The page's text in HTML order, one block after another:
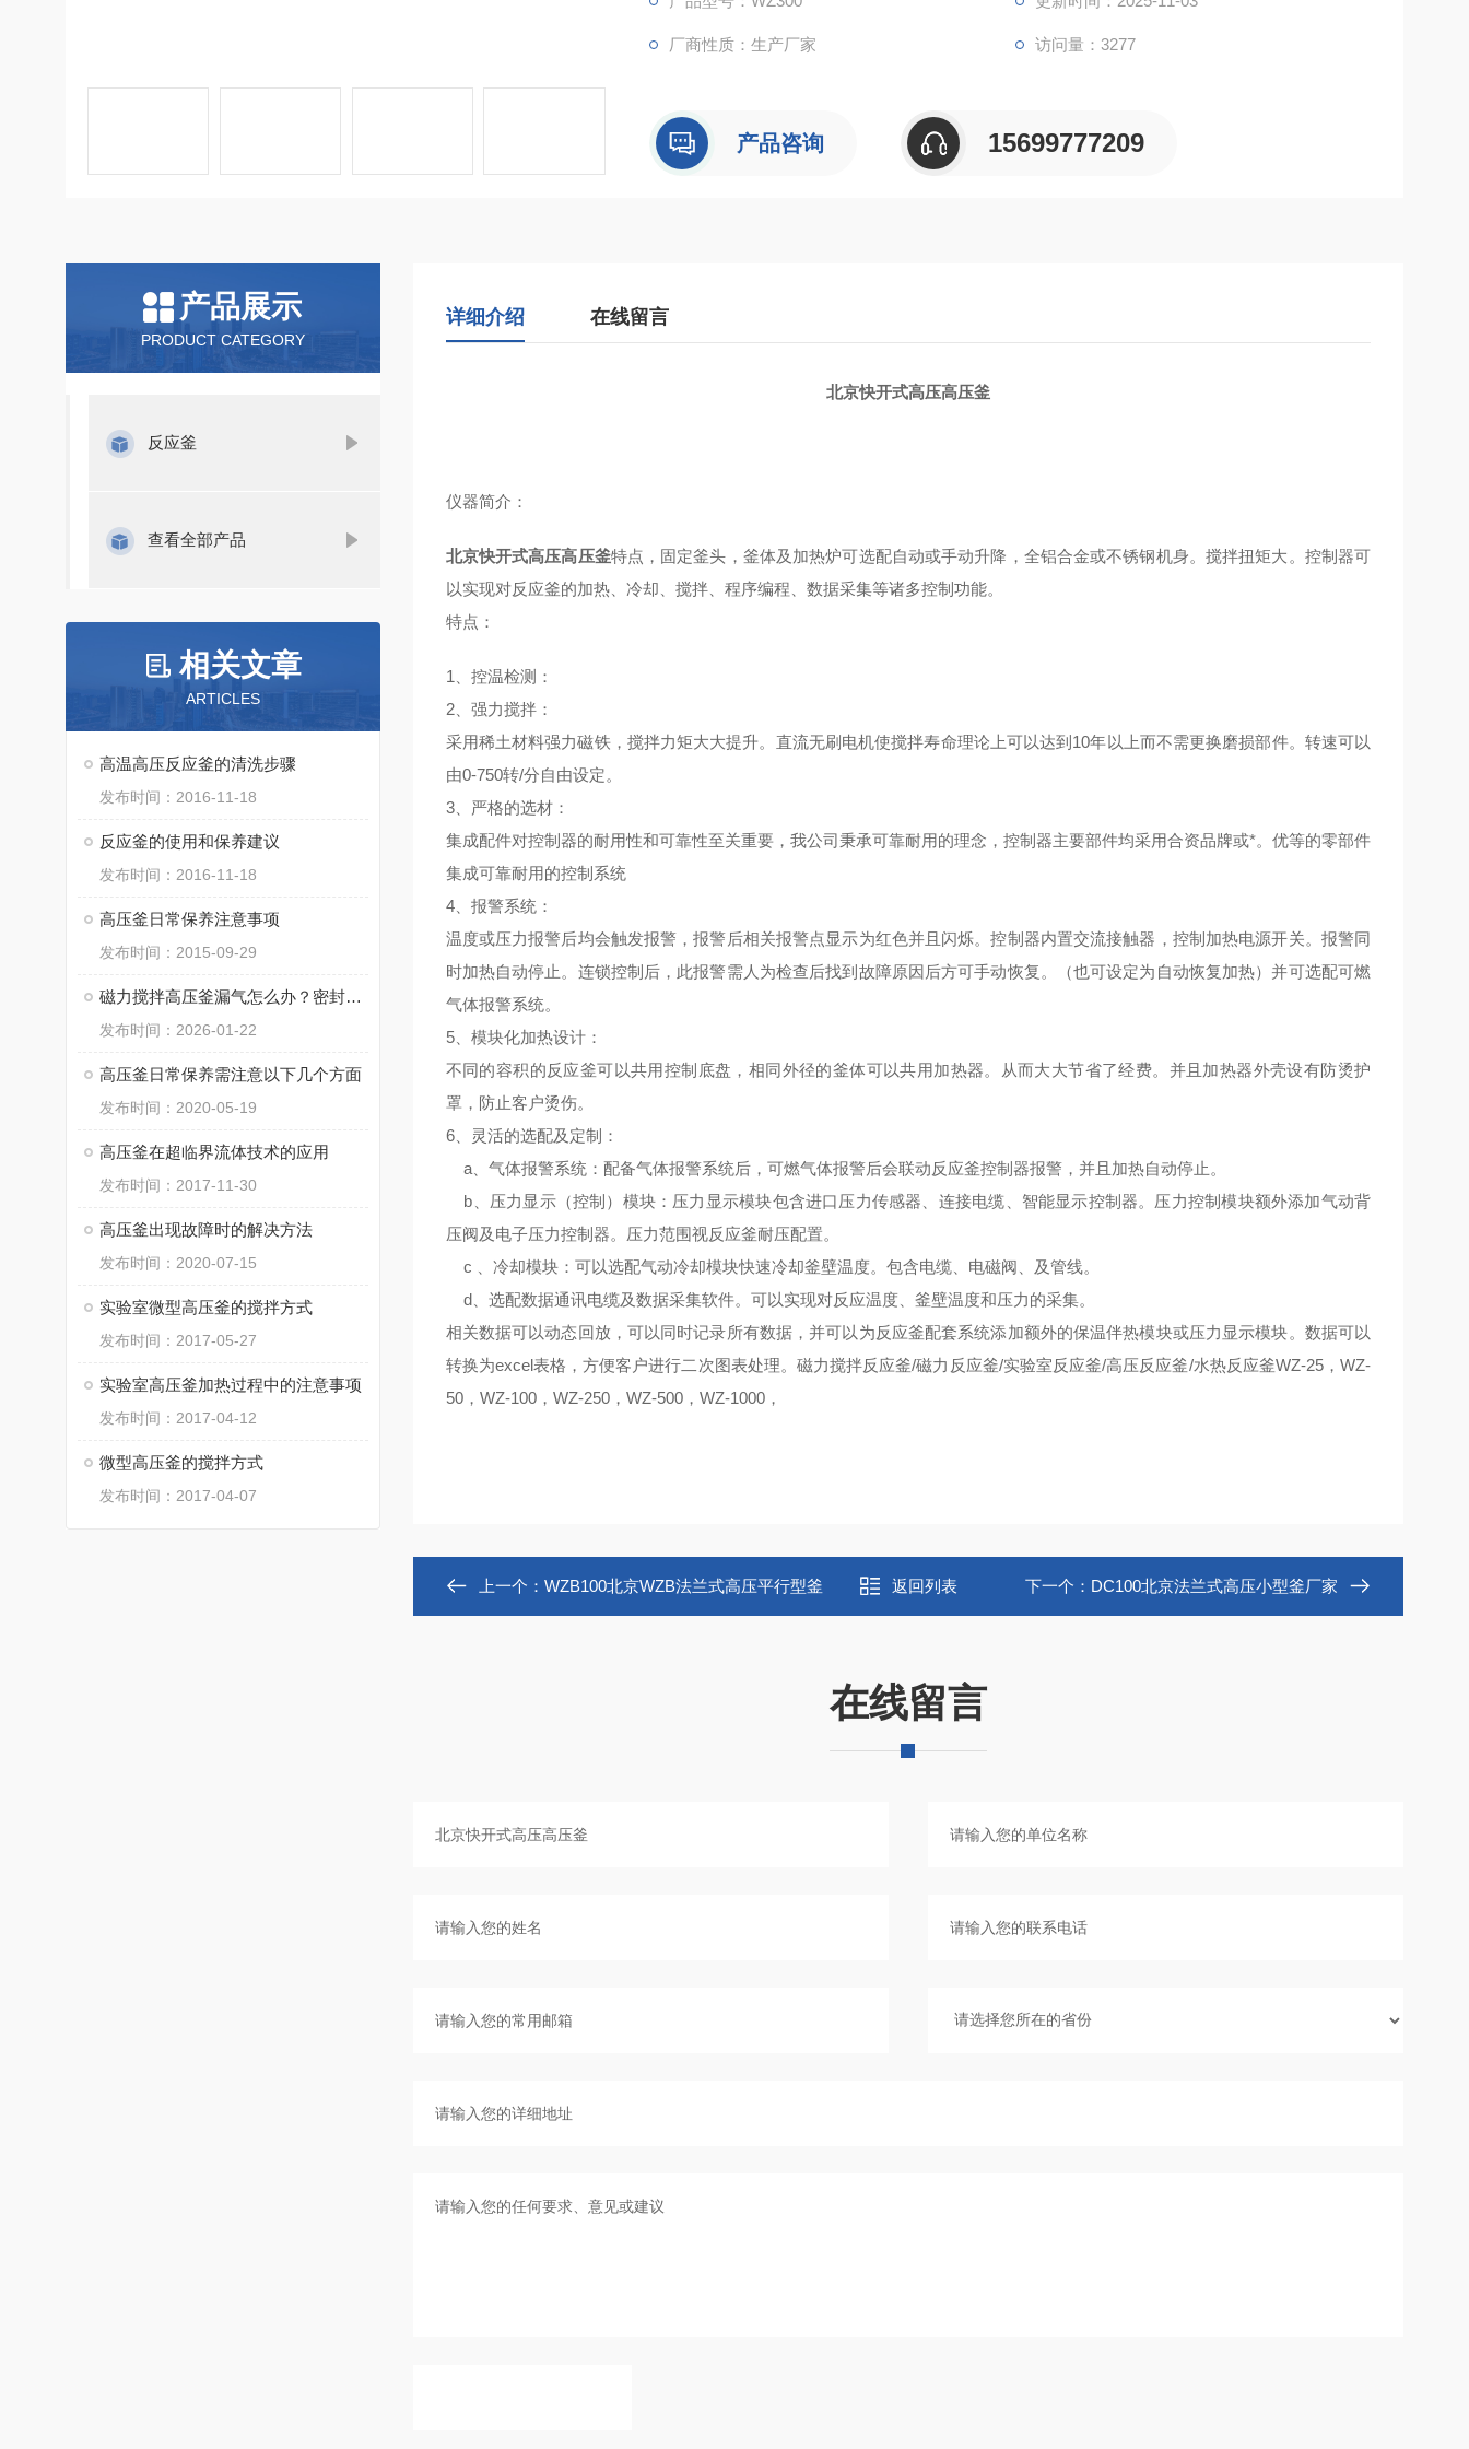
厂商性质：生产厂家 访问量：3277
产品咨询 15699777209
产品展示
PRODUCT CATEGORY
反应釜
查看全部产品
相关文章
ARTICLES
高温高压反应釜的清洗步骤
发布时间：2016-11-18
反应釜的使用和保养建议
发布时间：2016-11-18
高压釜日常保养注意事项
发布时间：2015-09-29
磁力搅拌高压釜漏气怎么办？密封圈更换教程
发布时间：2026-01-22
高压釜日常保养需注意以下几个方面
发布时间：2020-05-19
高压釜在超临界流体技术的应用
发布时间：2017-11-30
高压釜出现故障时的解决方法
发布时间：2020-07-15
实验室微型高压釜的搅拌方式
发布时间：2017-05-27
实验室高压釜加热过程中的注意事项
发布时间：2017-04-12
微型高压釜的搅拌方式
发布时间：2017-04-07
详细介绍 在线留言
北京快开式高压高压釜
仪器简介：
北京快开式高压高压釜特点，固定釜头，釜体及加热炉可选配自动或手动升降，全铝合金或不锈钢机身。搅拌扭矩大。控制器可
以实现对反应釜的加热、冷却、搅拌、程序编程、数据采集等诸多控制功能。
特点 ：
1、 控温检测 ：
2、 强力搅拌：
采用稀土材料强力磁铁，搅拌力矩大大提升。直流无刷电机使搅拌寿命理论上可以达到10年以上而不需更换磨损部件。转速可以
由0-750转/分自由设定。
3、 严格的选材：
集成配件对控制器的耐用性和可靠性至关重要，我公司秉承可靠耐用的理念，控制器主要部件均采用合资品牌或*。优等的零部件
集成可靠耐用的控制系统
4、 报警系统：
温度或压力报警后均会触发报警，报警后相关报警点显示为红色并且闪烁。控制器内置交流接触器，控制加热电源开关。报警同
时加热自动停止。连锁控制后，此报警需人为检查后找到故障原因后方可手动恢复。（也可设定为自动恢复加热）并可选配可燃
气体报警系统。
5、 模块化加热设计：
不同的容积的反应釜可以共用控制底盘，相同外径的釜体可以共用加热器。从而大大节省了经费。并且加热器外壳设有防烫护
罩，防止客户烫伤。
6、
灵活的选配及定制 ：
a、气体报警系统：配备气体报警系统后，可燃气体报警后会联动反应釜控制器报警，并且加热自动停止。
b、压力显示（控制）模块：压力显示模块包含进口压力传感器、连接电缆、智能显示控制器。压力控制模块额外添加气动背
压阀及电子压力控制器。压力范围视反应釜耐压配置。
c 、冷却模块：可以选配气动冷却模块快速冷却釜壁温度。包含电缆、电磁阀、及管线。
d、选配数据通讯电缆及数据采集软件。可以实现对反应温度、釜壁温度和压力的采集。
相关数据可以动态回放，可以同时记录所有数据，并可以为反应釜配套系统添加额外的保温伴热模块或压力显示模块。数据可以
转换为excel表格，方便客户进行二次图表处理。磁力搅拌反应釜/磁力反应釜/实验室反应釜/高压反应釜/水热反应釜WZ-25，WZ-
50，WZ-100，WZ-250，WZ-500，WZ-1000，
上一个： WZB100北京WZB法兰式高压平行型釜 返回列表 下一个： DC100北京法兰式高压小型釜厂家
在线留言